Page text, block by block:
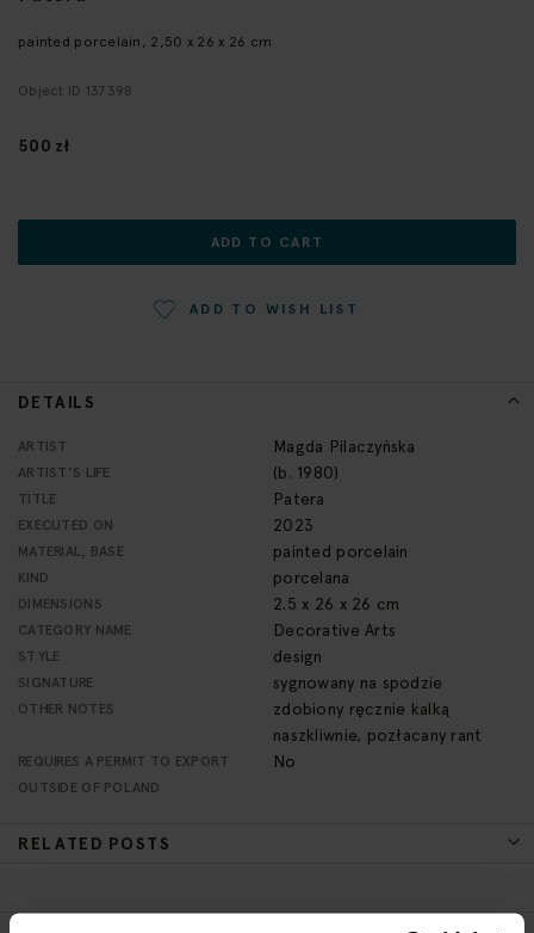
beginning
the
gallery
DETAILS
More
Information
ARTIST Magda Pilaczyńska
ARTIST'S LIFE (b. 1980)
TITLE Patera
EXECUTED ON 2023
MATERIAL, BASE painted porcelain
KIND porcelana
DIMENSIONS 2.5 x 26 x 26 cm
CATEGORY NAME Decorative Arts
STYLE design
SIGNATURE sygnowany na spodzie
OTHER NOTES
zdobiony ręcznie kalką
naszkliwnie, pozłacany rant
REQUIRES A PERMIT TO EXPORT
OUTSIDE OF POLAND
No
RELATED POSTS
painted porcelain, 2,50 x 26 x 26 cm
Object ID 137398
500 zł
ADD TO CART
ADD TO WISH LIST